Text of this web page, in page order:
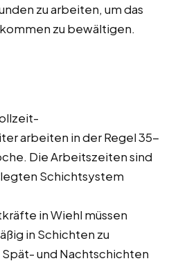
zu arbeiten, um das
zu bewältigen.
arbeiten in der Regel 35-
Die Arbeitszeiten sind
Schichtsystem
in Wiehl müssen
in Schichten zu
und Nachtschichten